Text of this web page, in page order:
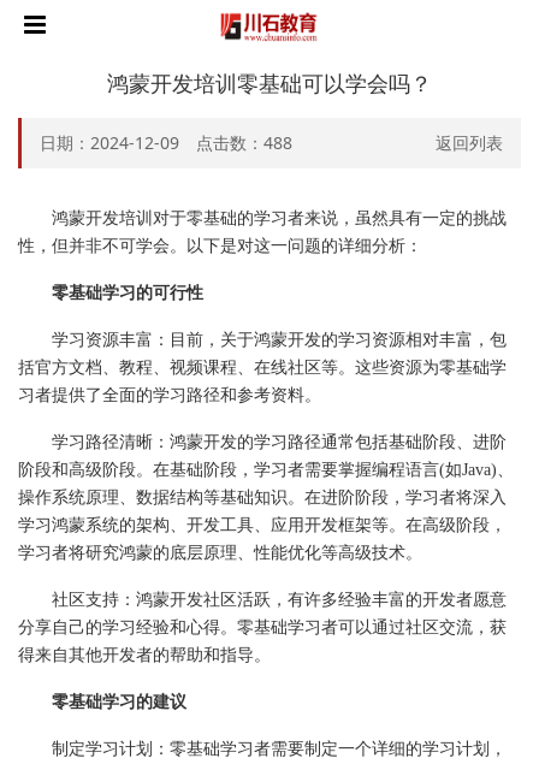
鸿蒙开发培训零基础可以学会吗？
日期：2024-12-09 点击数： 488 返回列表
鸿蒙开发培训对于零基础的学习者来说，虽然具有一定的挑战
性，但并非不可学会。以下是对这一问题的详细分析：
零基础学习的可行性
学习资源丰富：目前，关于鸿蒙开发的学习资源相对丰富，包
括官方文档、教程、视频课程、在线社区等。这些资源为零基础学
习者提供了全面的学习路径和参考资料。
学习路径清晰：鸿蒙开发的学习路径通常包括基础阶段、进阶
阶段和高级阶段。在基础阶段，学习者需要掌握编程语言(如Java)、
操作系统原理、数据结构等基础知识。在进阶阶段，学习者将深入
学习鸿蒙系统的架构、开发工具、应用开发框架等。在高级阶段，
学习者将研究鸿蒙的底层原理、性能优化等高级技术。
社区支持：鸿蒙开发社区活跃，有许多经验丰富的开发者愿意
分享自己的学习经验和心得。零基础学习者可以通过社区交流，获
得来自其他开发者的帮助和指导。
零基础学习的建议
制定学习计划：零基础学习者需要制定一个详细的学习计划，